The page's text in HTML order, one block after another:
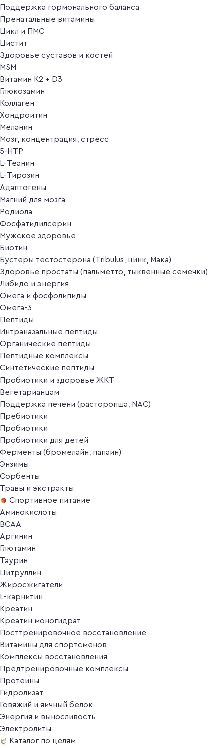
Поддержка гормонального баланса
Пренатальные витамины
Цикл и ПМС
Цистит
Здоровье суставов и костей
MSM
Витамин K2 + D3
Глюкозамин
Коллаген
Хондроитин
Меланин
Мозг, концентрация, стресс
5-HTP
L-Теанин
L-Тирозин
Адаптогены
Магний для мозга
Родиола
Фосфатидилсерин
Мужское здоровье
Биотин
Бустеры тестостерона (Tribulus, цинк, Мака)
Здоровье простаты (пальметто, тыквенные семечки)
Либидо и энергия
Омега и фосфолипиды
Омега-3
Пептиды
Интраназальные пептиды
Органические пептиды
Пептидные комплексы
Синтетические пептиды
Пробиотики и здоровье ЖКТ
Вегетарианцам
Поддержка печени (расторопша, NAC)
Пребиотики
Пробиотики
Пробиотики для детей
Ферменты (бромелайн, папаин)
Энзимы
Сорбенты
Травы и экстракты
Спортивное питание
Аминокислоты
BCAA
Аргинин
Глютамин
Таурин
Цитруллин
Жиросжигатели
L-карнитин
Креатин
Креатин моногидрат
Посттренировочное восстановление
Витамины для спортсменов
Комплексы восстановления
Предтренировочные комплексы
Протеины
Гидролизат
Говяжий и яичный белок
Энергия и выносливость
Электролиты
Каталог по целям